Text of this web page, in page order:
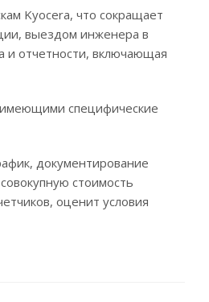
Kyocera, что сокращает
выездом инженера в
и отчетности, включающая
специфические
документирование
стоимость
оценит условия